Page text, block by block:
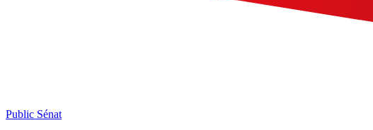
Public Sénat